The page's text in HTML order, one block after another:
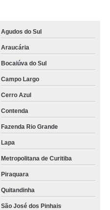
Lago Norte
Paulo
secagem Araucária
Varjão do Torto
da Serra
Park Way
Agudos do Sul
Araucária
Bocaiúva do Sul
Campo Largo
Cerro Azul
Contenda
Fazenda Rio Grande
Lapa
Metropolitana de Curitiba
Piraquara
Quitandinha
São José dos Pinhais